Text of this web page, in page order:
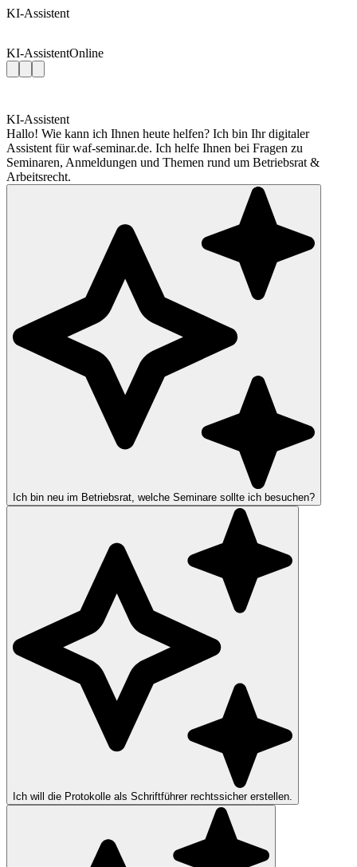
KI-Assistent
KI-AssistentOnline
KI-Assistent
Hallo! Wie kann ich Ihnen heute helfen? Ich bin Ihr digitaler
Assistent für waf-seminar.de. Ich helfe Ihnen bei Fragen zu
Seminaren, Anmeldungen und Themen rund um Betriebsrat &
Arbeitsrecht.
Ich bin neu im Betriebsrat, welche Seminare sollte ich besuchen?
Ich will die Protokolle als Schriftführer rechtssicher erstellen.